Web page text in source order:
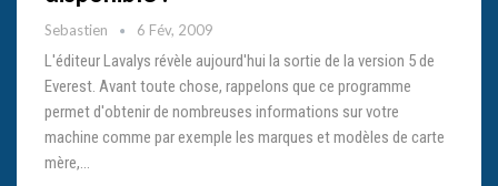
Sebastien 6 Fév, 2009
L'éditeur Lavalys révèle aujourd'hui la sortie de la version 5 de
Everest. Avant toute chose, rappelons que ce programme
permet d'obtenir de nombreuses informations sur votre
machine comme par exemple les marques et modèles de carte
mère,…